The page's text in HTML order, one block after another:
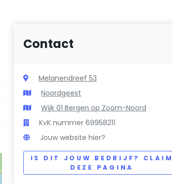
Contact
Melanendreef 53
Noordgeest
Wijk 01 Bergen op Zoom-Noord
KvK nummer 69958211
Jouw website hier?
IS DIT JOUW BEDRIJF? CLAIM
DEZE PAGINA